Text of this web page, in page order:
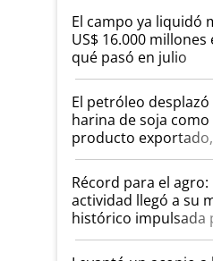
El campo ya liquidó
US$ 16.000 millones
qué pasó en julio
El petróleo desplazó
harina de soja
producto exportado,
el agro aportó casi
cada diez dólares y
liderazgo en un
récord
Récord para el agro:
actividad llegó a su
histórico impulsada
cosecha y las